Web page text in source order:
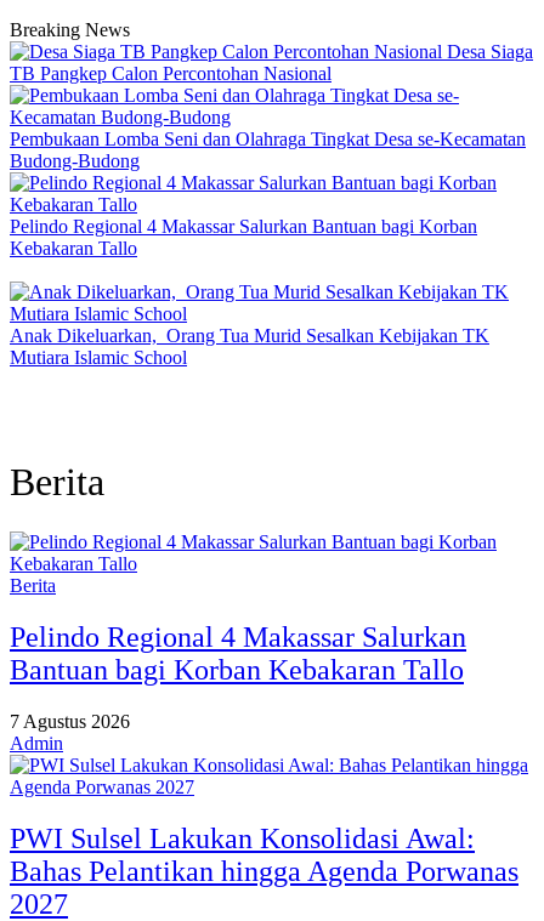
Breaking News
Desa Siaga
TB Pangkep Calon Percontohan Nasional
Pembukaan Lomba Seni dan Olahraga Tingkat Desa se-Kecamatan
Budong-Budong
Pelindo Regional 4 Makassar Salurkan Bantuan bagi Korban
Kebakaran Tallo
Anak Dikeluarkan, Orang Tua Murid Sesalkan Kebijakan TK
Mutiara Islamic School
Berita
Berita
Pelindo Regional 4 Makassar Salurkan
Bantuan bagi Korban Kebakaran Tallo
7 Agustus 2026
Admin
PWI Sulsel Lakukan Konsolidasi Awal:
Bahas Pelantikan hingga Agenda Porwanas
2027